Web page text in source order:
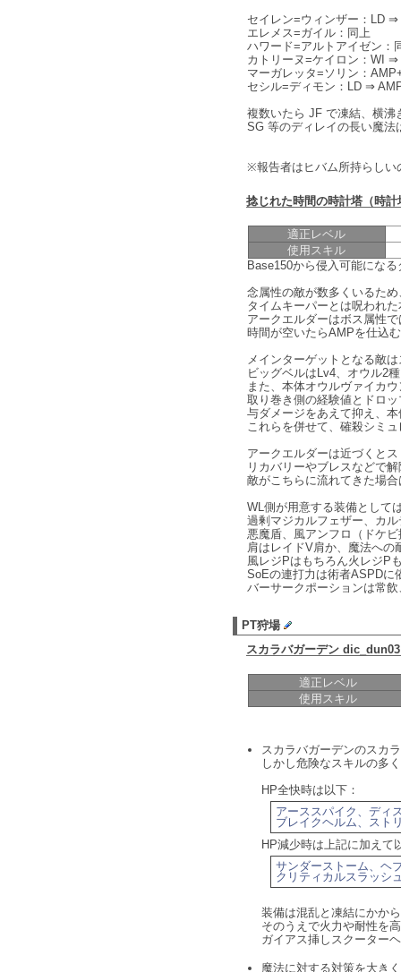
セイレン=ウィンザー：LD ⇒
エレメス=ガイル：同上
ハワード=アルトアイゼン：
カトリーヌ=ケイロン：WI
マーガレッタ=ソリン：
セシル=ディモン：LD ⇒
複数いたら JF で凍結、横沸
SG 等のディレイの長い魔法
※報告者はヒバム所持らしい
捻じれた時間の時計塔（時
適正レベル
使用スキル
Base150から侵入可能にな
念属性の敵が数多くいるた
タイムキーパーとは呪われ
アークエルダーはボス属性
時間が空いたらAMPを仕込
メインターゲットとなる敵
ビッグベルはLv4、オウル2
また、本体オウルヴァイカ
取り巻き側の経験値とドロ
与ダメージをあえて抑え、
これらを併せて、確殺シミ
アークエルダーは近づくと
リカバリーやブレスなどで
敵がこちらに流れてきた場
WL側が用意する装備として
過剰マジカルフェザー、カ
悪魔盾、風アンフロ（ドケ
肩はレイドV肩か、魔法への
風レジPはもちろん火レジP
SoEの連打力は術者ASPDに
バーサークポーションは常
PT狩場
スカラバガーデン
適正レベル
使用スキル
スカラバガーデンのスカ
しかし危険なスキルの多
HP全快時は以下：
アーススパイク、ディ
ブレイクヘルム、スト
HP減少時は上記に加えて
サンダーストーム、ヘ
クリティカルスラッシ
装備は混乱と凍結にかか
そのうえで火力や耐性を
ガイアス挿しスクーター
魔法に対する対策を大き